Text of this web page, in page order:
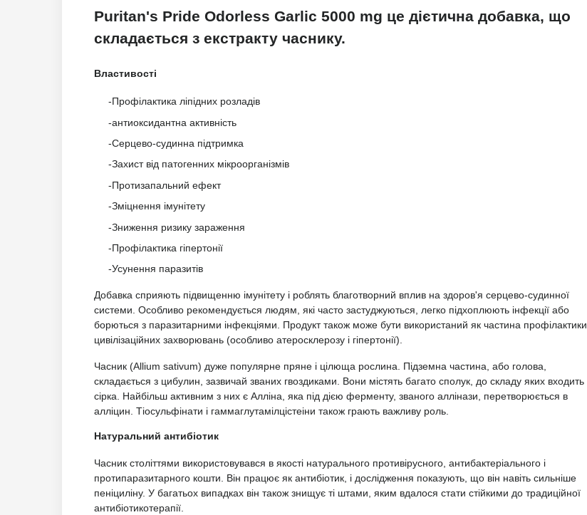
Puritan's Pride Odorless Garlic 5000 mg це дієтична добавка, що
складається з екстракту часнику.
Властивості
-Профілактика ліпідних розладів
-антиоксидантна активність
-Серцево-судинна підтримка
-Захист від патогенних мікроорганізмів
-Протизапальний ефект
-Зміцнення імунітету
-Зниження ризику зараження
-Профілактика гіпертонії
-Усунення паразитів
Добавка сприяють підвищенню імунітету і роблять благотворний вплив на здоров'я серцево-судинної
системи. Особливо рекомендується людям, які часто застуджуються, легко підхоплюють інфекції або
борються з паразитарними інфекціями. Продукт також може бути використаний як частина профілактики
цивілізаційних захворювань (особливо атеросклерозу і гіпертонії).
Часник (Allium sativum) дуже популярне пряне і цілюща рослина. Підземна частина, або голова,
складається з цибулин, зазвичай званих гвоздиками. Вони містять багато сполук, до складу яких входить
сірка. Найбільш активним з них є Алліна, яка під дією ферменту, званого аллінази, перетворюється в
алліцин. Тіосульфінати і гаммаглутамілцістеіни також грають важливу роль.
Натуральний антибіотик
Часник століттями використовувався в якості натурального противірусного, антибактеріального і
протипаразитарного кошти. Він працює як антибіотик, і дослідження показують, що він навіть сильніше
пеніциліну. У багатьох випадках він також знищує ті штами, яким вдалося стати стійкими до традиційної
антибіотикотерапії.